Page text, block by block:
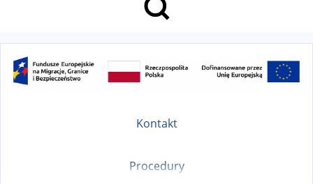
Kontakt
Procedury